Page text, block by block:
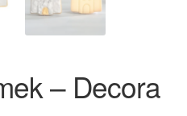
– Decora